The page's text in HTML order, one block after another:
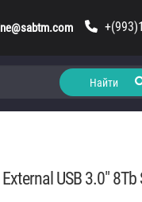
External USB 3.0″